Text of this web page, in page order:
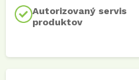
Autorizovaný servis
produktov